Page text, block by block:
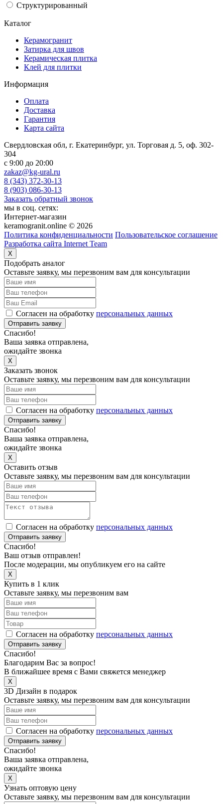
Структурированный
Каталог
Керамогранит
Затирка для швов
Керамическая плитка
Клей для плитки
Информация
Оплата
Доставка
Гарантия
Карта сайта
Свердловская обл, г. Екатеринбург, ул. Торговая д. 5, оф. 302-
304
c 9:00 до 20:00
zakaz@kg-ural.ru
8 (343) 372-30-13
8 (903) 086-30-13
Заказать обратный звонок
мы в соц. сетях:
Интернет-магазин
keramogranit.online © 2026
Политика конфиденциальности Пользовательское соглашение
Разработка сайта Internet Team
X
Подобрать аналог
Оставьте заявку, мы перезвоним вам для консультации
Согласен на обработку персональных данных
Отправить заявку
Спасибо!
Ваша заявка отправлена,
ожидайте звонка
X
Заказать звонок
Оставьте заявку, мы перезвоним вам для консультации
Согласен на обработку персональных данных
Отправить заявку
Спасибо!
Ваша заявка отправлена,
ожидайте звонка
X
Оставить отзыв
Оставьте заявку, мы перезвоним вам для консультации
Согласен на обработку персональных данных
Отправить заявку
Спасибо!
Ваш отзыв отправлен!
После модерации, мы опубликуем его на сайте
X
Купить в 1 клик
Оставьте заявку, мы перезвоним вам
Согласен на обработку персональных данных
Отправить заявку
Спасибо!
Благодарим Вас за вопрос!
В ближайшее время с Вами свяжется менеджер
X
3D Дизайн в подарок
Оставьте заявку, мы перезвоним вам для консультации
Согласен на обработку персональных данных
Отправить заявку
Спасибо!
Ваша заявка отправлена,
ожидайте звонка
X
Узнать оптовую цену
Оставьте заявку, мы перезвоним вам для консультации